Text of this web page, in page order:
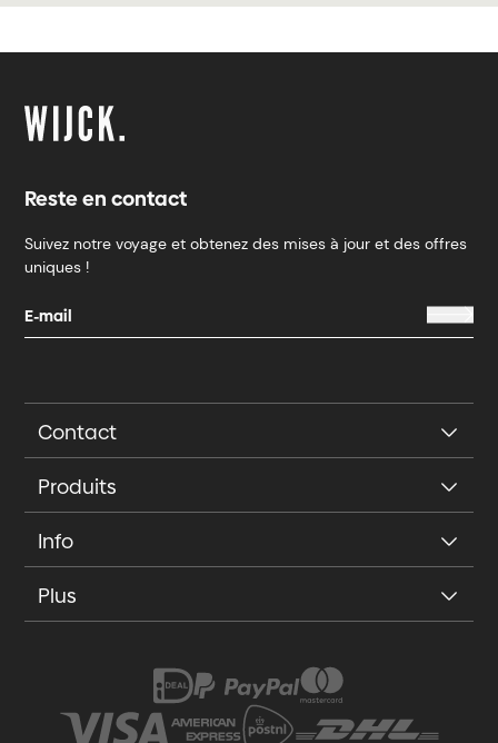
Reste en contact
Suivez notre voyage et obtenez des mises à jour et des offres
uniques !
Contact
Produits
Info
Plus